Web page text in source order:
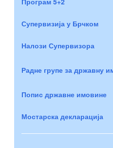
Супервизија у Брчком
Налози Супервизора
Радне групе за државну
Попис државне имовине
Мостарска декларација